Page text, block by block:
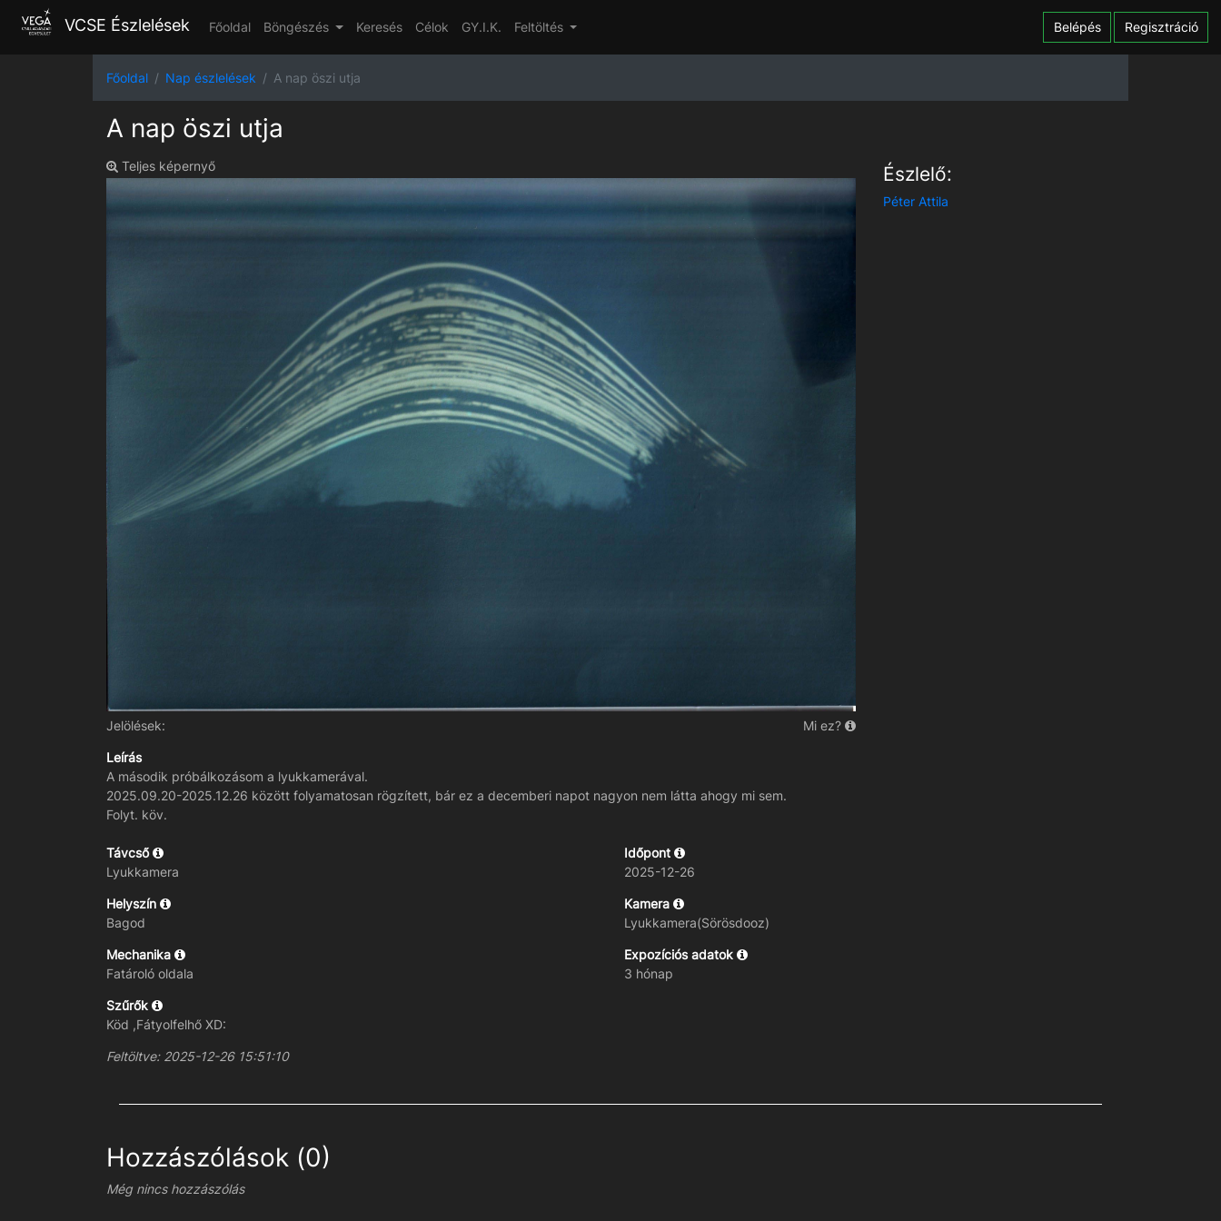
VCSE Észlelések Főoldal Böngészés Keresés Célok GY.I.K. Feltöltés Belépés Regisztráció
Főoldal Nap észlelések A nap öszi utja
A nap öszi utja
Teljes képernyő
Jelölések: Mi ez?
Észlelő:
Péter Attila
Leírás
A második próbálkozásom a lyukkamerával.
2025.09.20-2025.12.26 között folyamatosan rögzített, bár ez a decemberi napot nagyon nem látta ahogy mi sem.
Folyt. köv.
Távcső
Lyukkamera
Időpont
2025-12-26
Helyszín
Bagod
Kamera
Lyukkamera(Sörösdooz)
Mechanika
Fatároló oldala
Expozíciós adatok
3 hónap
Szűrők
Köd ,Fátyolfelhő XD:
Feltöltve: 2025-12-26 15:51:10
Hozzászólások (0)
Még nincs hozzászólás